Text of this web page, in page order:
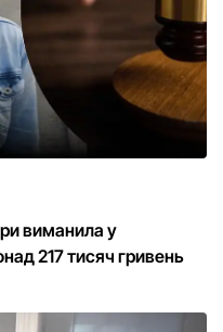
виманила у
217 тисяч гривень